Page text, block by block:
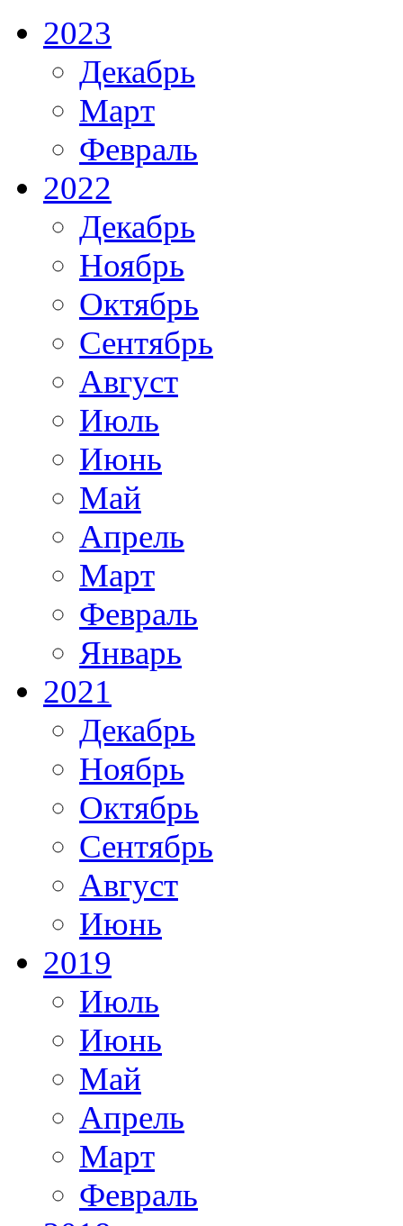
2023
Декабрь
Март
Февраль
2022
Декабрь
Ноябрь
Октябрь
Сентябрь
Август
Июль
Июнь
Май
Апрель
Март
Февраль
Январь
2021
Декабрь
Ноябрь
Октябрь
Сентябрь
Август
Июнь
2019
Июль
Июнь
Май
Апрель
Март
Февраль